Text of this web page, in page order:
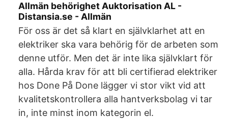
Allmän behörighet Auktorisation AL -
Distansia.se - Allmän
För oss är det så klart en självklarhet att en
elektriker ska vara behörig för de arbeten som
denne utför. Men det är inte lika självklart för
alla. Hårda krav för att bli certifierad elektriker
hos Done På Done lägger vi stor vikt vid att
kvalitetskontrollera alla hantverksbolag vi tar
in, inte minst inom kategorin el.